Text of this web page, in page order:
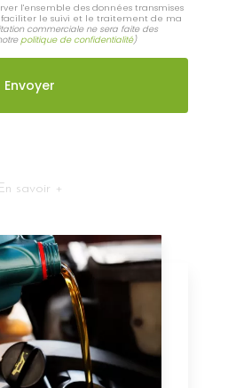
l'ensemble des données transmises
le suivi et le traitement de ma
commerciale ne sera faite des
politique de confidentialité)
En savoir +